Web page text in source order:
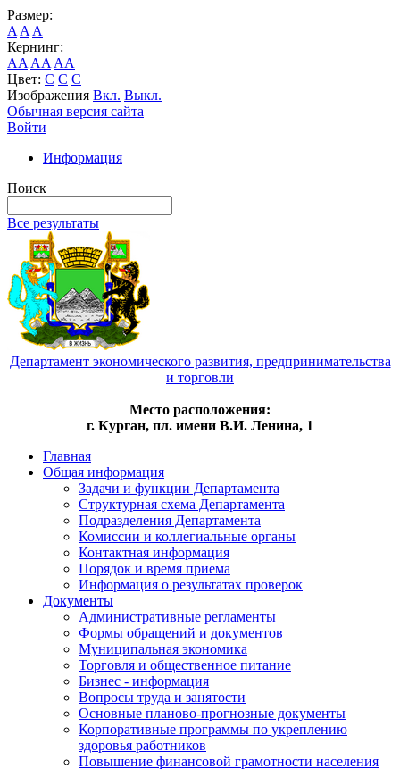
Размер:
A A A
Кернинг:
AA AA AA
Цвет: C C C
Изображения Вкл. Выкл.
Обычная версия сайта
Войти
Информация
Поиск
Все результаты
Департамент экономического развития, предпринимательства
и торговли
Место расположения:
г. Курган, пл. имени В.И. Ленина, 1
Главная
Общая информация
Задачи и функции Департамента
Структурная схема Департамента
Подразделения Департамента
Комиссии и коллегиальные органы
Контактная информация
Порядок и время приема
Информация о результатах проверок
Документы
Административные регламенты
Формы обращений и документов
Муниципальная экономика
Торговля и общественное питание
Бизнес - информация
Вопросы труда и занятости
Основные планово-прогнозные документы
Корпоративные программы по укреплению
здоровья работников
Повышение финансовой грамотности населения